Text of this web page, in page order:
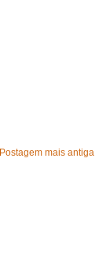
Postagem mais antiga